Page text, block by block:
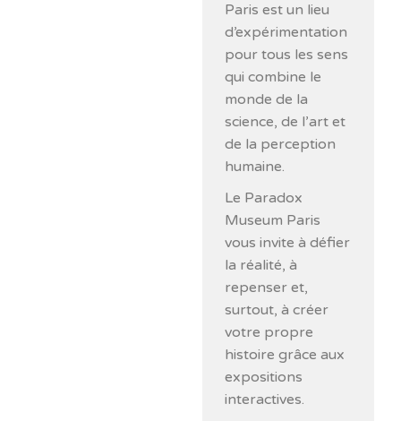
Paris est un lieu
d’expérimentation
pour tous les sens
qui combine le
monde de la
science, de l’art et
de la perception
humaine.
Le Paradox
Museum Paris
vous invite à défier
la réalité, à
repenser et,
surtout, à créer
votre propre
histoire grâce aux
expositions
interactives.